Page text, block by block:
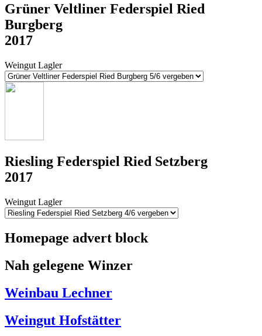
Grüner Veltliner Federspiel Ried
Burgberg
2017
Weingut Lagler
Riesling Federspiel Ried Setzberg
2017
Weingut Lagler
Homepage advert block
Nah gelegene Winzer
Weinbau Lechner
Weingut Hofstätter